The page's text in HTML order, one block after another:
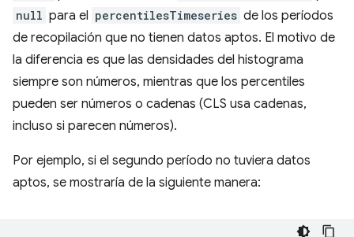
null para el percentilesTimeseries de los períodos
de recopilación que no tienen datos aptos. El motivo de
la diferencia es que las densidades del histograma
siempre son números, mientras que los percentiles
pueden ser números o cadenas (CLS usa cadenas,
incluso si parecen números).
Por ejemplo, si el segundo período no tuviera datos
aptos, se mostraría de la siguiente manera: